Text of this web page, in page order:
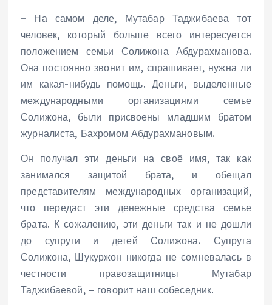
– На самом деле, Мутабар Таджибаева тот
человек, который больше всего интересуется
положением семьи Солижона Абдурахманова.
Она постоянно звонит им, спрашивает, нужна ли
им какая-нибудь помощь. Деньги, выделенные
международными организациями семье
Солижона, были присвоены младшим братом
журналиста, Бахромом Абдурахмановым.
Он получал эти деньги на своё имя, так как
занимался защитой брата, и обещал
представителям международных организаций,
что передаст эти денежные средства семье
брата. К сожалению, эти деньги так и не дошли
до супруги и детей Солижона. Супруга
Солижона, Шукуржон никогда не сомневалась в
честности правозащитницы Мутабар
Таджибаевой, – говорит наш собеседник.